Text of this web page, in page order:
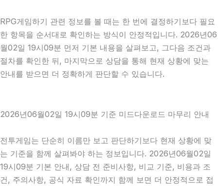
RPG게임하기 관련 정보를 볼 때는 한 번에 결정하기보다 필요
한 항목을 순서대로 확인하는 방식이 안정적입니다. 2026년06
월02일 19시09분 먼저 기본 내용을 살펴보고, 그다음 조건과
절차를 확인한 뒤, 마지막으로 상담을 통해 현재 상황에 맞는
안내를 받으면 더 정확하게 판단할 수 있습니다.
2026년06월02일 19시09분 기준 미드다운로드 마무리 안내
전투게임는 단순히 이름만 보고 판단하기보다 현재 상황에 맞
는 기준을 함께 살펴봐야 하는 정보입니다. 2026년06월02일
19시09분 기본 안내, 상담 전 준비사항, 비교 기준, 비용과 조
건, 주의사항, 공식 자료 확인까지 함께 보면 더 안정적으로 접